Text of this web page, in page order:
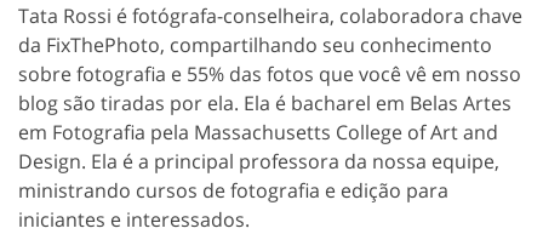
Tata Rossi é fotógrafa-conselheira, colaboradora chave
da FixThePhoto, compartilhando seu conhecimento
sobre fotografia e 55% das fotos que você vê em nosso
blog são tiradas por ela. Ela é bacharel em Belas Artes
em Fotografia pela Massachusetts College of Art and
Design. Ela é a principal professora da nossa equipe,
ministrando cursos de fotografia e edição para
iniciantes e interessados.